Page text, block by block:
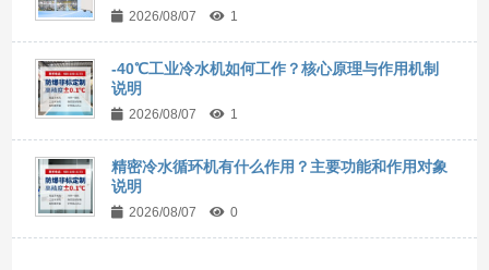
2026/08/07 1
-40℃工业冷水机如何工作？核心原理与作用机制
说明
2026/08/07 1
精密冷水循环机有什么作用？主要功能和作用对象
说明
2026/08/07 0